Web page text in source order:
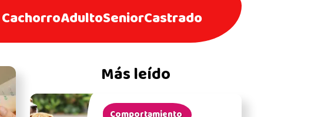
CachorroAdultoSeniorCastrado
Más leído